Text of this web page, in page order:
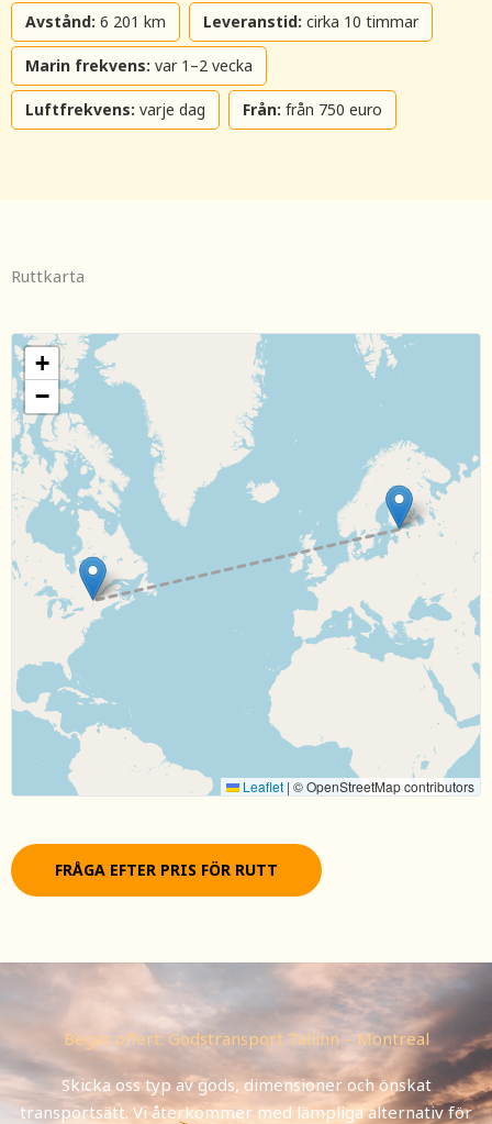
Avstånd: 6 201 km Leveranstid: cirka 10 timmar
Marin frekvens: var 1–2 vecka
Luftfrekvens: varje dag Från: från 750 euro
Ruttkarta
+
−
Leaflet | © OpenStreetMap contributors
FRÅGA EFTER PRIS FÖR RUTT
Begär offert: Godstransport Tallinn – Montreal
Skicka oss typ av gods, dimensioner och önskat
transportsätt. Vi återkommer med lämpliga alternativ för